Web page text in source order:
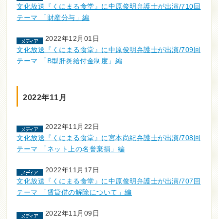
文化放送『くにまる食堂』に中原俊明弁護士が出演/710回
テーマ 「財産分与」編
2022年12月01日
文化放送『くにまる食堂』に中原俊明弁護士が出演/709回
テーマ 「B型肝炎給付金制度」編
2022年11月
2022年11月22日
文化放送『くにまる食堂』に宮本尚紀弁護士が出演/708回
テーマ 「ネット上の名誉棄損」編
2022年11月17日
文化放送『くにまる食堂』に中原俊明弁護士が出演/707回
テーマ 「賃貸借の解除について」編
2022年11月09日